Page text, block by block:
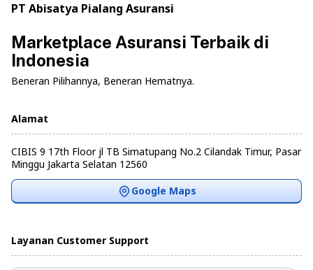
PT Abisatya Pialang Asuransi
Marketplace Asuransi Terbaik di
Indonesia
Beneran Pilihannya, Beneran Hematnya.
Alamat
CIBIS 9 17th Floor jl TB Simatupang No.2 Cilandak Timur, Pasar
Minggu Jakarta Selatan 12560
Google Maps
Layanan Customer Support